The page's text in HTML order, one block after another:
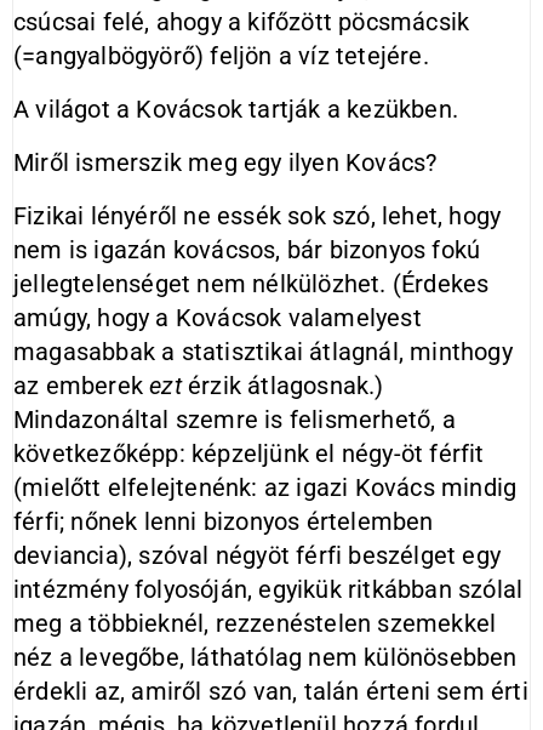
csúcsai felé, ahogy a kifőzött pöcsmácsik
(=angyalbögyörő) feljön a víz tetejére.
A világot a Kovácsok tartják a kezükben.
Miről ismerszik meg egy ilyen Kovács?
Fizikai lényéről ne essék sok szó, lehet, hogy
nem is igazán kovácsos, bár bizonyos fokú
jellegtelenséget nem nélkülözhet. (Érdekes
amúgy, hogy a Kovácsok valamelyest
magasabbak a statisztikai átlagnál, minthogy
az emberekeztérzik átlagosnak.)
Mindazonáltal szemre is felismerhető, a
következőképp: képzeljünk el négy-öt férfit
(mielőtt elfelejtenénk: az igazi Kovács mindig
férfi; nőnek lenni bizonyos értelemben
deviancia), szóval négyöt férfi beszélget egy
intézmény folyosóján, egyikük ritkábban szólal
meg a többieknél, rezzenéstelen szemekkel
néz a levegőbe, láthatólag nem különösebben
érdekli az, amiről szó van, talán érteni sem érti